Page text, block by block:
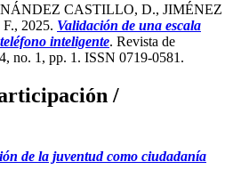
CASTILLO, D., JIMÉNEZ
2025. Validación de una escala
inteligente. Revista de
no. 1, pp. 1. ISSN 0719-0581.
/
de la juventud como ciudadanía